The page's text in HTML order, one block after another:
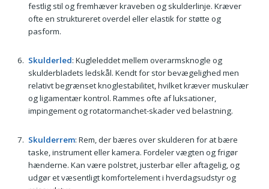
festlig stil og fremhæver kraveben og skulderlinje. Kræver
ofte en struktureret overdel eller elastik for støtte og
pasform.
Skulderled: Kugleleddet mellem overarmsknogle og
skulderbladets ledskål. Kendt for stor bevægelighed men
relativt begrænset knoglestabilitet, hvilket kræver muskulær
og ligamentær kontrol. Rammes ofte af luksationer,
impingement og rotatormanchet-skader ved belastning.
Skulderrem: Rem, der bæres over skulderen for at bære
taske, instrument eller kamera. Fordeler vægten og frigør
hænderne. Kan være polstret, justerbar eller aftagelig, og
udgør et væsentligt komfortelement i hverdagsudstyr og